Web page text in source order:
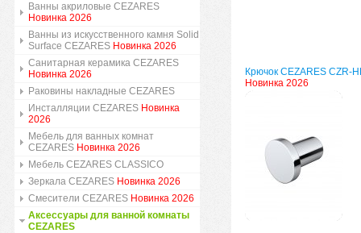
Ванны акриловые CEZARES
Новинка 2026
Ванны из искусственного камня Solid
Surface CEZARES Новинка 2026
Санитарная керамика CEZARES
Новинка 2026
Раковины накладные CEZARES
Инсталляции CEZARES Новинка
2026
Мебель для ванных комнат
CEZARES Новинка 2026
Мебель CEZARES CLASSICO
Зеркала CEZARES Новинка 2026
Смесители CEZARES Новинка 2026
Аксессуары для ванной комнаты
CEZARES
Крючок CEZARES CZR-
Новинка 2026